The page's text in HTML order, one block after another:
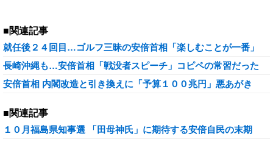
■関連記事
就任後２４回目…ゴルフ三昧の安倍首相「楽しむことが一番」
長崎沖縄も…安倍首相「戦没者スピーチ」コピペの常習だった
安倍首相 内閣改造と引き換えに「予算１００兆円」悪あがき
■関連記事
１０月福島県知事選 「田母神氏」に期待する安倍自民の末期